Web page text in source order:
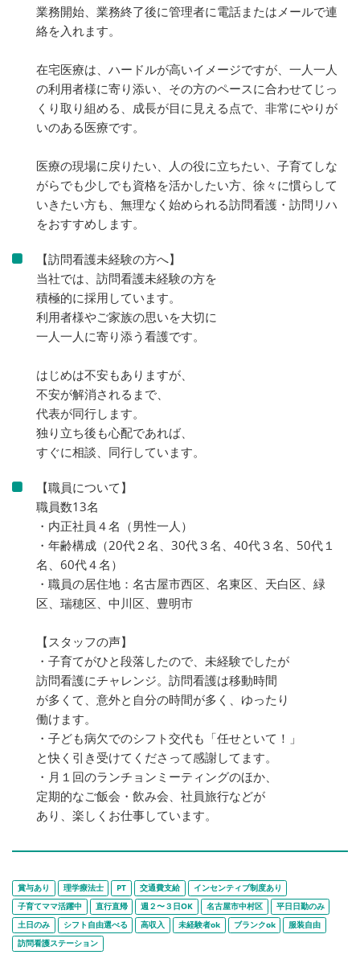
業務開始、業務終了後に管理者に電話またはメールで連
絡を入れます。
在宅医療は、ハードルが高いイメージですが、一人一人
の利用者様に寄り添い、その方のペースに合わせてじっ
くり取り組める、成長が目に見える点で、非常にやりが
いのある医療です。
医療の現場に戻りたい、人の役に立ちたい、子育てしな
がらでも少しでも資格を活かしたい方、徐々に慣らして
いきたい方も、無理なく始められる訪問看護・訪問リハ
をおすすめします。
【訪問看護未経験の方へ】
当社では、訪問看護未経験の方を
積極的に採用しています。
利用者様やご家族の思いを大切に
一人一人に寄り添う看護です。
はじめは不安もありますが、
不安が解消されるまで、
代表が同行します。
独り立ち後も心配であれば、
すぐに相談、同行しています。
【職員について】
職員数13名
・内正社員４名（男性一人）
・年齢構成（20代２名、30代３名、40代３名、50代１
名、60代４名）
・職員の居住地：名古屋市西区、名東区、天白区、緑
区、瑞穂区、中川区、豊明市
【スタッフの声】
・子育てがひと段落したので、未経験でしたが
訪問看護にチャレンジ。訪問看護は移動時間
が多くて、意外と自分の時間が多く、ゆったり
働けます。
・子ども病欠でのシフト交代も「任せといて！」
と快く引き受けてくださって感謝してます。
・月１回のランチョンミーティングのほか、
定期的なご飯会・飲み会、社員旅行などが
あり、楽しくお仕事しています。
賞与あり 理学療法士 PT 交通費支給
インセンティブ制度あり
子育てママ活躍中
直行直帰 週２〜３日OK 名古屋市中村区
平日日勤のみ
土日のみ
シフト自由選べる 高収入 未経験者ok ブランクok
服装自由
訪問看護ステーション